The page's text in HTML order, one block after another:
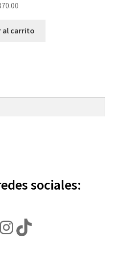
al carrito
sociales:
Instagram
TikTok